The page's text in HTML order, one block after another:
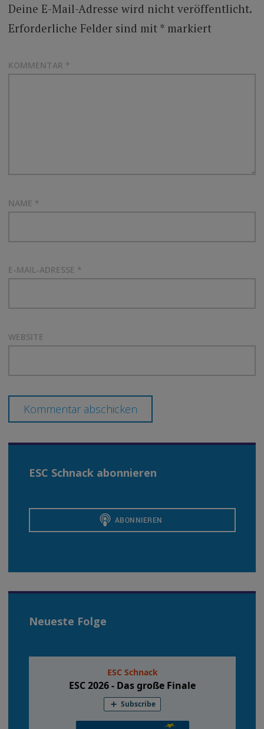
Deine E-Mail-Adresse wird nicht veröffentlicht.
Erforderliche Felder sind mit *markiert
KOMMENTAR *
NAME *
E-MAIL-ADRESSE *
WEBSITE
ESC Schnack abonnieren
Neueste Folge